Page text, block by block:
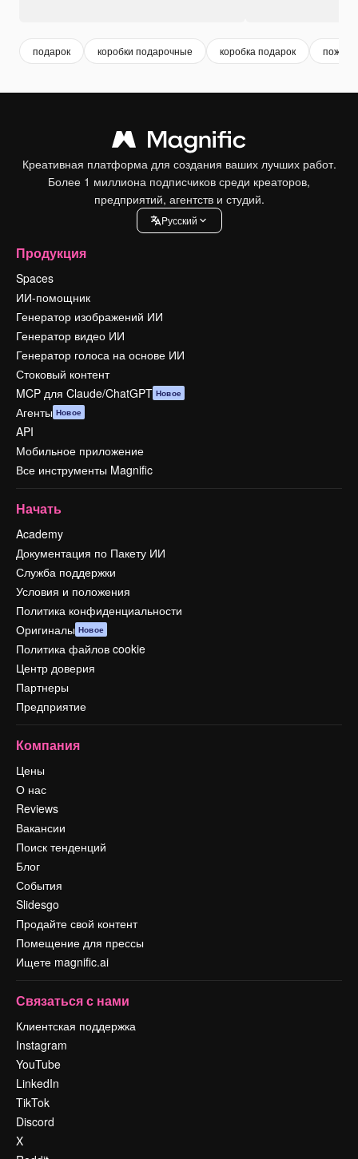
подарок коробки подарочные коробка подарок
Креативная платформа для создания ваших лучших работ.
Более 1 миллиона подписчиков среди креаторов,
предприятий, агентств и студий.
Pусский
Продукция
Spaces
ИИ-помощник
Генератор изображений ИИ
Генератор видео ИИ
Генератор голоса на основе ИИ
Стоковый контент
MCP для Claude/ChatGPT Новое
Агенты Новое
API
Мобильное приложение
Все инструменты Magnific
Начать
Academy
Документация по Пакету ИИ
Служба поддержки
Условия и положения
Политика конфиденциальности
Оригиналы Новое
Политика файлов cookie
Центр доверия
Партнеры
Предприятие
Компания
Цены
О нас
Reviews
Вакансии
Поиск тенденций
Блог
События
Slidesgo
Продайте свой контент
Помещение для прессы
Ищете magnific.ai
Связаться с нами
Клиентская поддержка
Instagram
YouTube
LinkedIn
TikTok
Discord
X